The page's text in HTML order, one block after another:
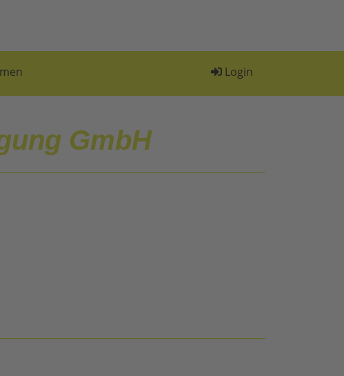
Login
GmbH